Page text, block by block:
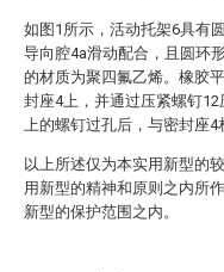
如图1所示，活动托架6具有
导向腔4a滑动配合，且圆环
的材质为聚四氟乙烯。橡胶
封座4上，并通过压紧螺钉
上的螺钉过孔后，与密封座4
以上所述仅为本实用新型的
用新型的精神和原则之内所
新型的保护范围之内。